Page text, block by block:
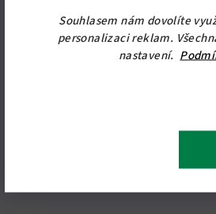
Souhlasem nám dovolíte
personalizaci reklam.
nastavení.